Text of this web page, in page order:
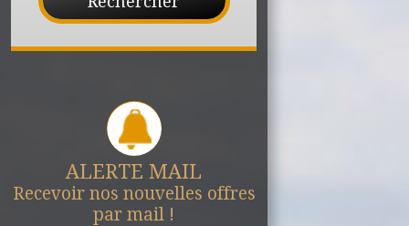
ALERTE MAIL
Recevoir nos nouvelles offres
par mail !